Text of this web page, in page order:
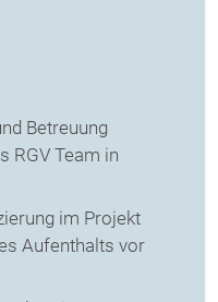
Betreuung
RGV Team in
im Projekt
Aufenthalts vor